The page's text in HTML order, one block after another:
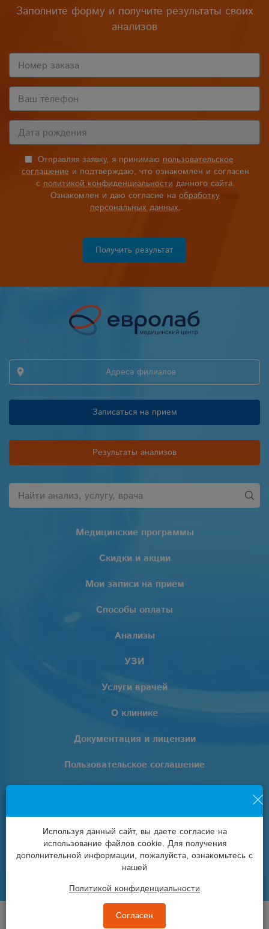
Заполните форму и получите результаты своих
анализов
Отправляя заявку, я принимаю пользовательское
соглашениеи подтверждаю, что ознакомлен и согласен
сполитикой конфиденциальностиданного сайта.
Ознакомлен и даю согласие на обработку
персональных данных.
Получить результат
Адреса филиалов
Записаться на прием
Результаты анализов
Медицинские программы
Скидки и акции
Мои записи на прием
Способы оплаты
Анализы
УЗИ
Услуги врачей
О клинике
Документация и лицензии
Пользовательское соглашение
+7 (861) 205-02-02
info@euro-lab.ru
© Клиника «EUROLAB» 2008 — 2026
Используя данный сайт, вы даете согласие на
использование файлов cookie. Для получения
дополнительной информации, пожалуйста, ознакомьтесь с
нашей
Политикой конфиденциальности
Согласен